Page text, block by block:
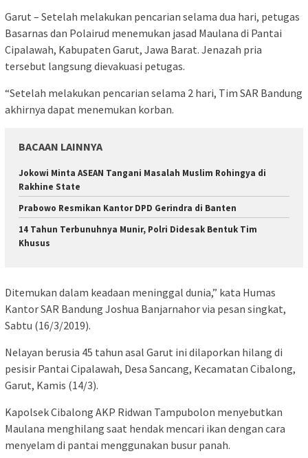
Garut – Setelah melakukan pencarian selama dua hari, petugas
Basarnas dan Polairud menemukan jasad Maulana di Pantai
Cipalawah, Kabupaten Garut, Jawa Barat. Jenazah pria
tersebut langsung dievakuasi petugas.
“Setelah melakukan pencarian selama 2 hari, Tim SAR Bandung
akhirnya dapat menemukan korban.
BACAAN LAINNYA
Jokowi Minta ASEAN Tangani Masalah Muslim Rohingya di
Rakhine State
Prabowo Resmikan Kantor DPD Gerindra di Banten
14 Tahun Terbunuhnya Munir, Polri Didesak Bentuk Tim
Khusus
Ditemukan dalam keadaan meninggal dunia,” kata Humas
Kantor SAR Bandung Joshua Banjarnahor via pesan singkat,
Sabtu (16/3/2019).
Nelayan berusia 45 tahun asal Garut ini dilaporkan hilang di
pesisir Pantai Cipalawah, Desa Sancang, Kecamatan Cibalong,
Garut, Kamis (14/3).
Kapolsek Cibalong AKP Ridwan Tampubolon menyebutkan
Maulana menghilang saat hendak mencari ikan dengan cara
menyelam di pantai menggunakan busur panah.